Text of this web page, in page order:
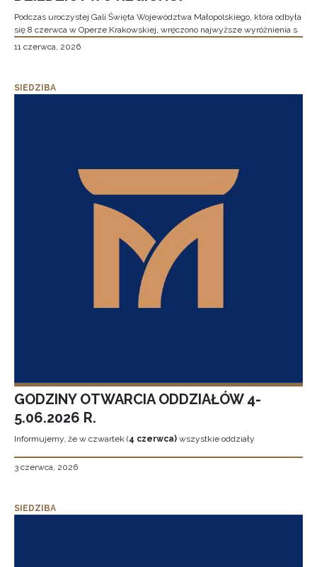
Podczas uroczystej Gali Święta Województwa Małopolskiego, która odbyła
się 8 czerwca w Operze Krakowskiej, wręczono najwyższe wyróżnienia s
11 czerwca, 2026
SIEDZIBA
GODZINY OTWARCIA ODDZIAŁÓW 4-
5.06.2026 R.
Informujemy, że w czwartek (4 czerwca) wszystkie oddziały
3 czerwca, 2026
SIEDZIBA